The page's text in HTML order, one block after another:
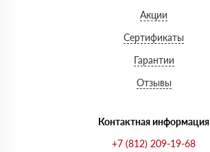
Акции
Сертификаты
Гарантии
Отзывы
Контактная информация
+7 (812) 209-19-68